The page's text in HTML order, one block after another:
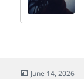
Posted
June 14, 2026